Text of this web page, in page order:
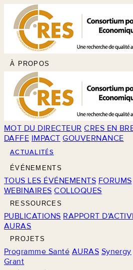
À PROPOS
MOT DU DIRECTEUR CRES EN
DAFFE IMPACT GOUVERNANCE
ACTUALITÉS
ÉVÉNEMENTS
TOUS LES ÉVÉNEMENTS FORUMS
WEBINAIRES COLLOQUES
RESSOURCES
PUBLICATIONS RAPPORT
AURAS
PROJETS
Programme Santé AURAS Synergy
Grant